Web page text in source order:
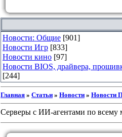
Новости: Общие [901]
Новости Игр [833]
Новости кино [97]
Новости BIOS, драйвера,
[244]
Главная » Статьи » Новости » Новости
Серверы с ИИ-агентами по всему